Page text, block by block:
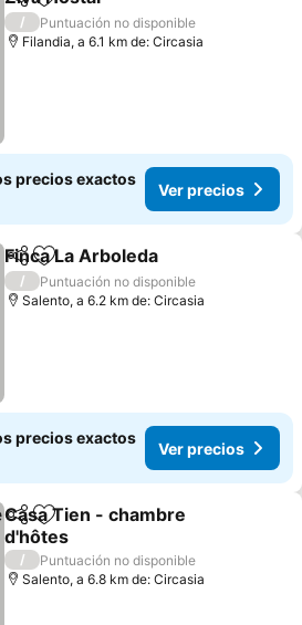
CompartirAgregar a favoritos
/
Puntuación no disponible
Filandia, a 6.1 km de: Circasia
precios exactos
Ver precios
CompartirAgregar a favoritos
Finca La Arboleda
/
Puntuación no disponible
Salento, a 6.2 km de: Circasia
precios exactos
Ver precios
CompartirAgregar a favoritos
Casa Tien - chambre
d'hôtes
Ver precios
/
Puntuación no disponible
Salento, a 6.8 km de: Circasia